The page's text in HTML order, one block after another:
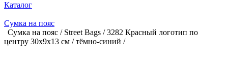
Каталог
Сумка на пояс
Сумка на пояс / Street Bags / 3282 Красный логотип по
центру 30х9х13 см / тёмно-синий /